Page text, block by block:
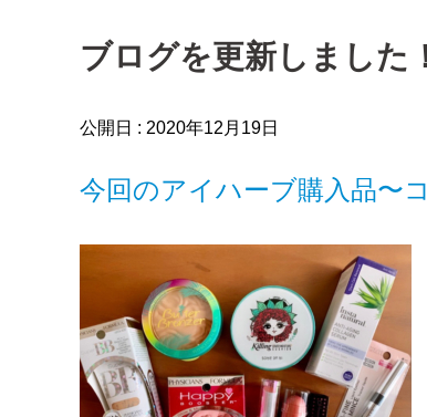
ブログを更新しました
公開日 : 2020年12月19日
今回のアイハーブ購入品〜